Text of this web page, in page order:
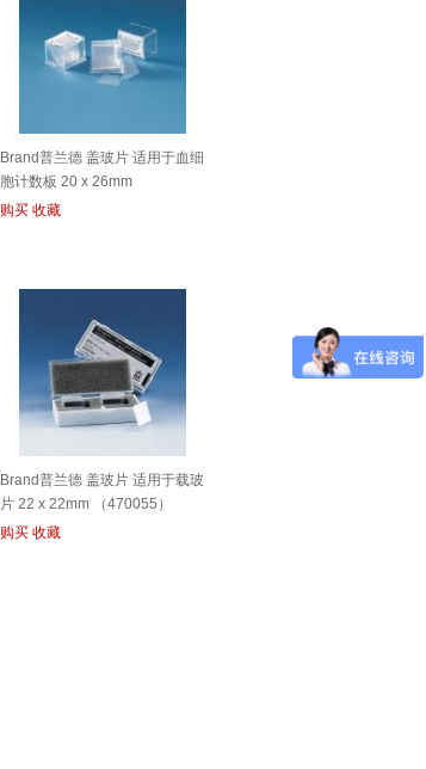
Brand普兰德 盖玻片 适用于血细
胞计数板 20 x 26mm
（723015）
购买 收藏
Brand普兰德 盖玻片 适用于载玻
片 22 x 22mm （470055）
购买 收藏